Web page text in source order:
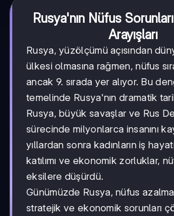
Rusya'nın Nüfus
Arayışları
Rusya, yüzölçümü açısından
ülkesi olmasına rağmen, nüfus
ancak 9. sırada yer alıyor. Bu
temelinde Rusya'nın dramatik
Rusya, büyük savaşlar ve Rus
sürecinde milyonlarca insanını
yıllardan sonra kadınların iş
katılımı ve ekonomik zorluklar,
eksilere düşürdü.
Günümüzde Rusya, nüfus
stratejik ve ekonomik sorunları